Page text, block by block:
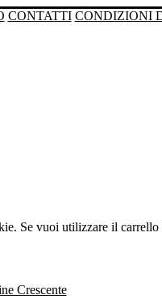
CONTATTI CONDIZIONI
Se vuoi utilizzare il